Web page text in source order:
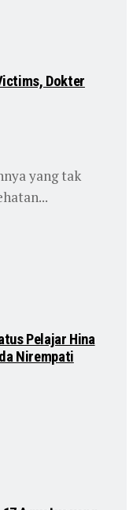
Dokter
yang tak
Pelajar Hina
Nirempati